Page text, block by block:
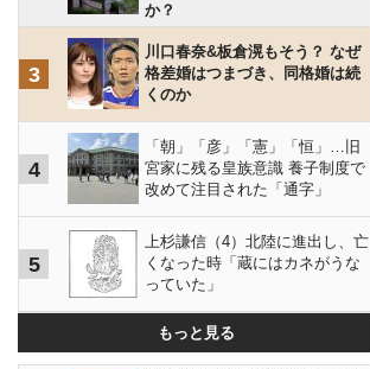
か？
3
川口春奈&板倉滉もそう？ なぜ
格差婚はつまづき、同格婚は続
くのか
4
「朝」「彦」「憲」「恒」…旧
宮家に残る皇族意識 養子制度で
改めて注目された「通字」
5
上杉謙信（4）北陸に進出し、亡
くなった時「蔵にはカネがうな
っていた」
もっと見る